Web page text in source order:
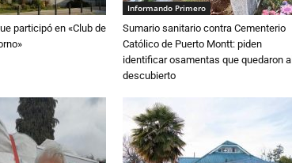
participó en «Club de
Informando Primero
Sumario sanitario contra Cementerio
Católico de Puerto Montt: piden
identificar osamentas que quedaron al
descubierto